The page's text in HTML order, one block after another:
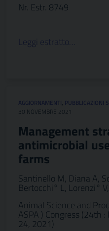
Nr. Estr. 8749
Leggi estratto…
AGGIORNAMENTI, PUBBLICAZIONI
30 NOVEMBRE 2021
Management
antimicrobial
farms
Santinello M, Diana A,
Bertocchi° L, Lorenzi°
Animal Science and
ASPA ) Congress (24th :
24, 2021)